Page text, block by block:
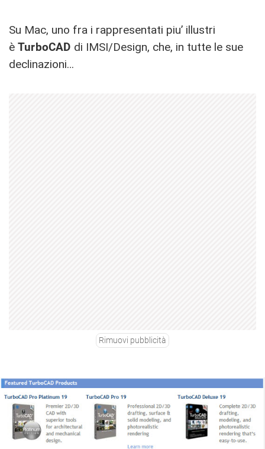
Su Mac, uno fra i rappresentati piu’ illustri
è TurboCAD di IMSI/Design, che, in tutte le sue
declinazioni…
Rimuovi pubblicità